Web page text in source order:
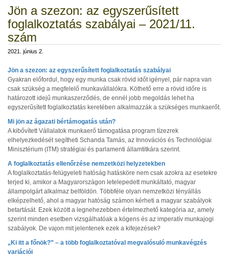
Jön a szezon: az egyszerűsített
foglalkoztatás szabályai – 2021/11.
szám
2021. június 2.
Jön a szezon: az egyszerűsített foglalkoztatás szabályai
Gyakran előfordul, hogy egy munka csak rövid időt igényel, pár napra van
csak szükség a megfelelő munkavállalókra. Köthető erre a rövid időre is
határozott idejű munkaszerződés, de ennél jobb megoldás lehet ha
egyszerűsített foglalkoztatás keretében alkalmazzák a szükséges munkaerőt.
Mi jön az ágazati bértámogatás után?
A kibővített Vállalatok munkaerő támogatása program tízezrek
elhelyezkedését segítheti Schanda Tamás, az Innovációs és Technológiai
Minisztérium (ITM) stratégiai és parlamenti államtitkára szerint.
A foglalkoztatás ellenőrzése nemzetközi helyzetekben
A foglalkoztatás-felügyeleti hatóság hatásköre nem csak azokra az esetekre
terjed ki, amikor a Magyarországon letelepedett munkáltató, magyar
állampolgárt alkalmaz belföldön. Többféle olyan nemzetközi tényállás
elképzelhető, ahol a magyar hatóság számon kérheti a magyar szabályok
betartását. Ezek között a legnehezebben értelmezhető kategória az, amely
szerint minden esetben vizsgálhatóak a kógens és az imperatív munkajogi
szabályok. De vajon mit jelentenek ezek a kifejezések?
„Ki itt a főnök?” – a több foglalkoztatóval megvalósuló munkavégzés
variációi